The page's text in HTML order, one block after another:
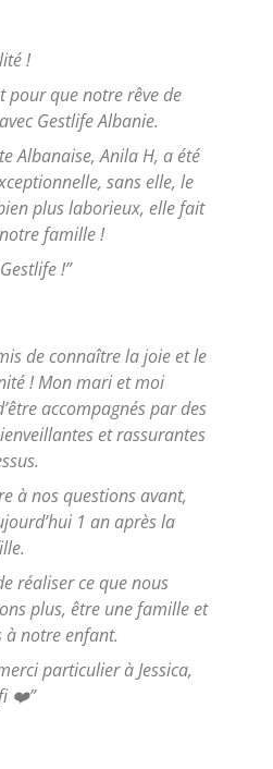
!
que notre rêve de
Gestlife Albanie.
Albanaise, Anila H, a été
sans elle, le
plus laborieux, elle fait
famille !
!”
de connaître la joie et le
! Mon mari et moi
accompagnés par des
et rassurantes
à nos questions avant,
1 an après la
réaliser ce que nous
plus, être une famille et
à notre enfant.
particulier à Jessica,
❤️”